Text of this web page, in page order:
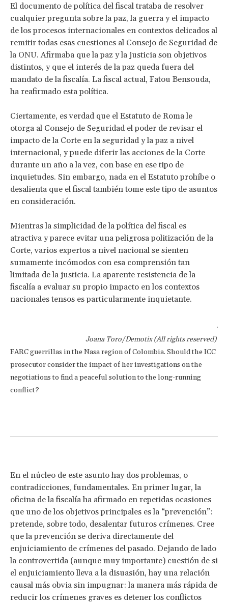
El documento de política del fiscal trataba de resolver
cualquier pregunta sobre la paz, la guerra y el impacto
de los procesos internacionales en contextos delicados al
remitir todas esas cuestiones al Consejo de Seguridad de
la ONU. Afirmaba que la paz y la justicia son objetivos
distintos, y que el interés de la paz queda fuera del
mandato de la fiscalía. La fiscal actual, Fatou Bensouda,
ha reafirmado esta política.
Ciertamente, es verdad que el Estatuto de Roma le
otorga al Consejo de Seguridad el poder de revisar el
impacto de la Corte en la seguridad y la paz a nivel
internacional, y puede diferir las acciones de la Corte
durante un año a la vez, con base en ese tipo de
inquietudes. Sin embargo, nada en el Estatuto prohíbe o
desalienta que el fiscal también tome este tipo de asuntos
en consideración.
Mientras la simplicidad de la política del fiscal es
atractiva y parece evitar una peligrosa politización de la
Corte, varios expertos a nivel nacional se sienten
sumamente incómodos con esa comprensión tan
limitada de la justicia. La aparente resistencia de la
fiscalía a evaluar su propio impacto en los contextos
nacionales tensos es particularmente inquietante.
Joana Toro/Demotix (All rights reserved)
FARC guerrillas in the Nasa region of Colombia. Should the ICC
prosecutor consider the impact of her investigations on the
negotiations to find a peaceful solution to the long-running
conflict?
En el núcleo de este asunto hay dos problemas, o
contradicciones, fundamentales. En primer lugar, la
oficina de la fiscalía ha afirmado en repetidas ocasiones
que uno de los objetivos principales es la “prevención”:
pretende, sobre todo, desalentar futuros crímenes. Cree
que la prevención se deriva directamente del
enjuiciamiento de crímenes del pasado. Dejando de lado
la controvertida (aunque muy importante) cuestión de si
el enjuiciamiento lleva a la disuasión, hay una relación
causal más obvia sin impugnar: la manera más rápida de
reducir los crímenes graves es detener los conflictos